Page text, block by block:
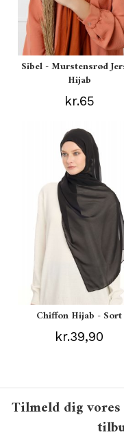
Sibel - Murstensrød
Hijab
kr.65
Chiffon Hijab - Sort
kr.39,90
Tilmeld dig vores